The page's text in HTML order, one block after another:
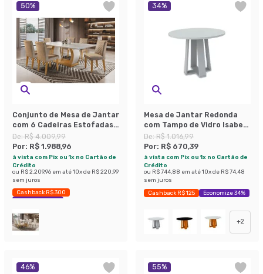
50%
Conjunto de Mesa de Jantar
com 6 Cadeiras Estofadas
Maia Animalle Off White e
Chocolate
De:R$ 4.009,99
Por: R$ 1.988,96
à vista com Pix ou 1x no Cartão de
Crédito
ou R$ 2.209,96 em até10x de R$ 220,99
sem juros
Cashback R$ 300
Economize 50%
34%
Mesa de Jantar Redonda
com Tampo de Vidro Isabela
Off White 100 cm
De:R$ 1.016,99
Por: R$ 670,39
à vista com Pix ou 1x no Cartão de
Crédito
ou R$ 744,88 em até10x de R$ 74,48
sem juros
Cashback R$ 125 Economize 34%
+2
46% 55%